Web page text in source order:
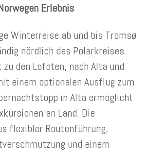
Erlebnis
Winterreise ab und bis Tromsø
nördlich des Polarkreises.
den Lofoten, nach Alta und
einem optionalen Ausflug zum
in Alta ermöglicht
an Land. Die
flexibler Routenführung,
und einem